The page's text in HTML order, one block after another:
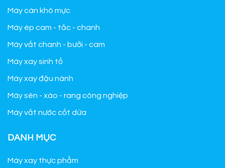
Máy cán khô mực
Máy ép cam - tắc - chanh
Máy vắt chanh - bưởi - cam
Máy xay sinh tố
Máy xay đậu nành
Máy sên - xào - rang công nghiệp
Máy vắt nước cốt dừa
DANH MỤC
Máy xay thực phẩm